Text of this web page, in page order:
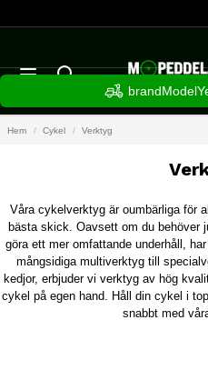
Hem Cykel Verktyg
Våra cykelverktyg är oumbärliga för
bästa skick. Oavsett om du behöver
göra ett mer omfattande underhåll,
mångsidiga multiverktyg till
kedjor, erbjuder vi verktyg av hög
cykel på egen hand. Håll din cykel i
snabbt med